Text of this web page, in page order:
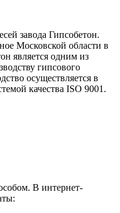
завода Гипсобетон.
Московской области в
является одним из
гипсового
осуществляется в
качества ISO 9001.
В интернет-